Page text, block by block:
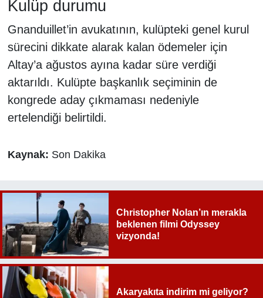
Kulüp durumu
Gnanduillet’in avukatının, kulüpteki genel kurul
sürecini dikkate alarak kalan ödemeler için
Altay’a ağustos ayına kadar süre verdiği
aktarıldı. Kulüpte başkanlık seçiminin de
kongrede aday çıkmaması nedeniyle
ertelendiği belirtildi.
Kaynak: Son Dakika
Christopher Nolan’ın merakla
beklenen filmi Odyssey
vizyonda!
Akaryakıta indirim mi geliyor?